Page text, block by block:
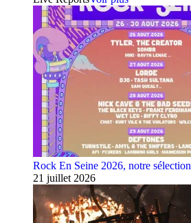
Rock En Seine 2026, notre sélection
21 juillet 2026